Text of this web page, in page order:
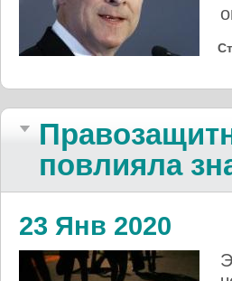
повлияла
23 Янв 2020